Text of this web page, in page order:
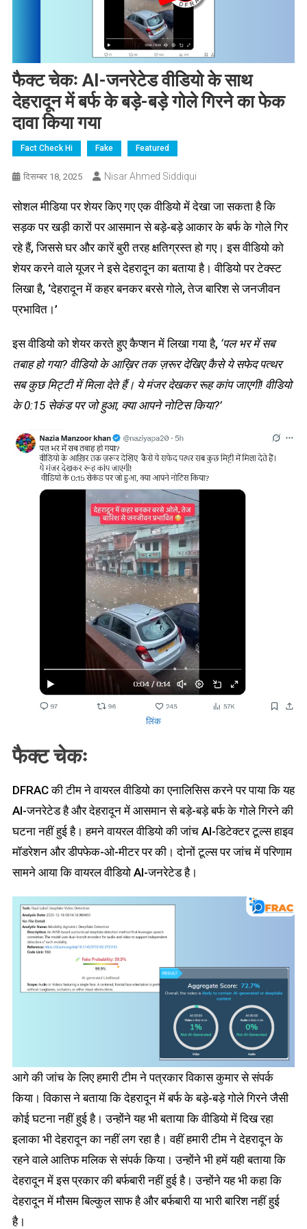
फैक्ट चेकः AI-जनरेटेड वीडियो के साथ
देहरादून में बर्फ के बड़े-बड़े गोले गिरने का फेक
दावा किया गया
Fact Check Hi Fake Featured
दिसम्बर 18, 2025 Nisar Ahmed Siddiqui
सोशल मीडिया पर शेयर किए गए एक वीडियो में देखा जा सकता है कि
सड़क पर खड़ी कारों पर आसमान से बड़े-बड़े आकार के बर्फ के गोले गिर
रहे हैं, जिससे घर और कारें बुरी तरह क्षतिग्रस्त हो गए। इस वीडियो को
शेयर करने वाले यूजर ने इसे देहरादून का बताया है। वीडियो पर टेक्स्ट
लिखा है, ‘देहरादून में कहर बनकर बरसे गोले, तेज बारिश से जनजीवन
प्रभावित।’
इस वीडियो को शेयर करते हुए कैप्शन में लिखा गया है, ‘पल भर में सब
तबाह हो गया? वीडियो के आख़िर तक ज़रूर देखिए कैसे ये सफेद पत्थर
सब कुछ मिट्टी में मिला देते हैं। ये मंजर देखकर रूह कांप जाएगी! वीडियो
के 0:15 सेकंड पर जो हुआ, क्या आपने नोटिस किया?’
लिंक
फैक्ट चेकः
DFRAC की टीम ने वायरल वीडियो का एनालिसिस करने पर पाया कि यह
AI-जनरेटेड है और देहरादून में आसमान से बड़े-बड़े बर्फ के गोले गिरने की
घटना नहीं हुई है। हमने वायरल वीडियो की जांच AI-डिटेक्टर टूल्स हाइव
मॉडरेशन और डीपफेक-ओ-मीटर पर की। दोनों टूल्स पर जांच में परिणाम
सामने आया कि वायरल वीडियो AI-जनरेटेड है।
आगे की जांच के लिए हमारी टीम ने पत्रकार विकास कुमार से संपर्क
किया। विकास ने बताया कि देहरादून में बर्फ के बड़े-बड़े गोले गिरने जैसी
कोई घटना नहीं हुई है। उन्होंने यह भी बताया कि वीडियो में दिख रहा
इलाका भी देहरादून का नहीं लग रहा है। वहीं हमारी टीम ने देहरादून के
रहने वाले आतिफ मलिक से संपर्क किया। उन्होंने भी हमें यही बताया कि
देहरादून में इस प्रकार की बर्फबारी नहीं हुई है। उन्होंने यह भी कहा कि
देहरादून में मौसम बिल्कुल साफ है और बर्फबारी या भारी बारिश नहीं हुई
है।